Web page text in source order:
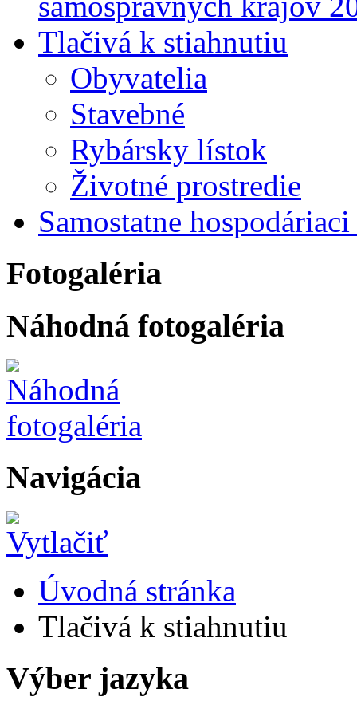
Tlačivá k stiahnutiu
Obyvatelia
Stavebné
Rybársky lístok
Životné prostredie
Samostatne
Fotogaléria
Náhodná fotogaléria
Navigácia
Úvodná stránka
Tlačivá k stiahnutiu
Výber jazyka